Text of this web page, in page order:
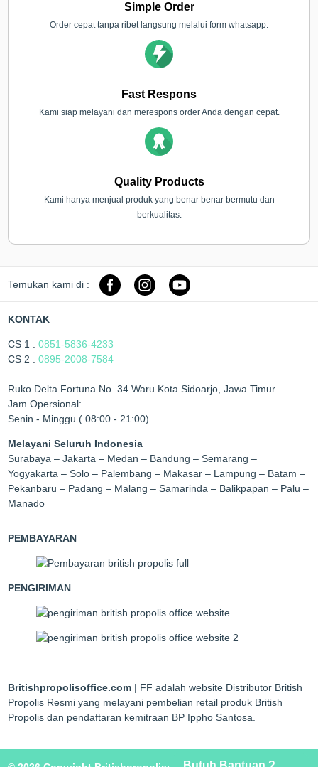
Simple Order
Order cepat tanpa ribet langsung melalui form whatsapp.
Fast Respons
Kami siap melayani dan merespons order Anda dengan cepat.
Quality Products
Kami hanya menjual produk yang benar benar bermutu dan
berkualitas.
Temukan kami di :
KONTAK
CS 1 :0851-5836-4233
CS 2 :0895-2008-7584
Ruko Delta Fortuna No. 34 Waru Kota Sidoarjo, Jawa Timur
Jam Opersional:
Senin - Minggu ( 08:00 - 21:00)
Melayani Seluruh Indonesia
Surabaya – Jakarta – Medan – Bandung – Semarang –
Yogyakarta – Solo – Palembang – Makasar – Lampung – Batam –
Pekanbaru – Padang – Malang – Samarinda – Balikpapan – Palu –
Manado
PEMBAYARAN
PENGIRIMAN
Britishpropolisoffice.com | FF adalah website Distributor British
Propolis Resmi yang melayani pembelian retail produk British
Propolis dan pendaftaran kemitraan BP Ippho Santosa.